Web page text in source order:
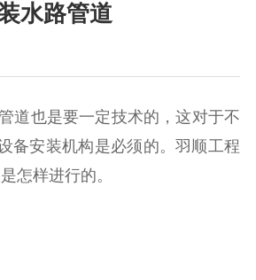
水路管道
道也是要一定技术的，这对于不
备安装机构是必须的。羽顺工程
怎样进行的。